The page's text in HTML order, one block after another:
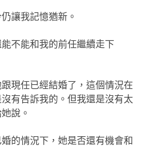
讓我記憶猶新。
不能和我的前任繼續走下
現任已經結婚了，這個情況在
有告訴我的。但我還是沒有太
說。
的情況下，她是否還有機會和